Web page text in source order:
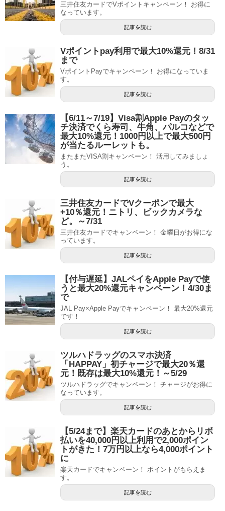
三井住友カードでVポイントキャンペーン！ お得に
なっています。
記事を読む
Vポイントpay利用で最大10%還元！8/31
まで
VポイントPayでキャンペーン！ お得になっていま
す。
記事を読む
【6/11～7/19】Visa割Apple Payのタッ
チ決済でくら寿司、牛角、パルコなどで
最大10%還元！1000円以上で最大500円
が当たるルーレットも。
またまたVISA割キャンペーン！ 活用してみましょ
う。
記事を読む
三井住友カードでVクーポンで最大
+10％還元！ニトリ、ビックカメラな
ど。～7/31
三井住友カードでキャンペーン！ 金曜日がお得にな
っています。
記事を読む
【付与遅延】JALペイをApple Payで使
うと最大20%還元キャンペーン！4/30ま
で
JAL Pay×Apple Payでキャンペーン！ 最大20%還元
です！
記事を読む
ツルハドラッグのスマホ決済
「HAPPAY」初チャージで最大20％還
元！既存は最大10%還元！～5/29
ツルハドラッグでキャンペーン！ チャージがお得に
なっています。
記事を読む
【5/24まで】楽天カードのあとからリボ
払いを40,000円以上利用で2,000ポイン
トがきた！7万円以上なら4,000ポイント
に
楽天カードでキャンペーン！ ポイントがもらえま
す。
記事を読む